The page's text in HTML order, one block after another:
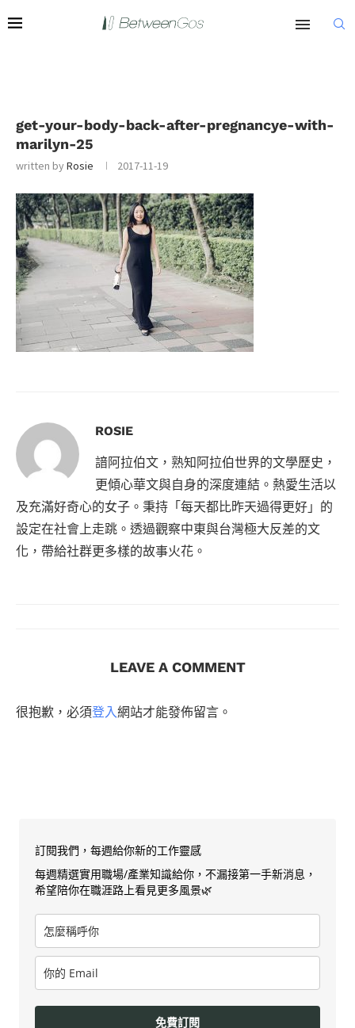
get-your-body-back-after-pregnancye-with-
marilyn-25
written byRosie 2017-11-19
ROSIE
諳阿拉伯文，熟知阿拉伯世界的文學歷史，
更傾心華文與自身的深度連結。熱愛生活以
及充滿好奇心的女子。秉持「每天都比昨天過得更好」的
設定在社會上走跳。透過觀察中東與台灣極大反差的文
化，帶給社群更多樣的故事火花。
LEAVE A COMMENT
很抱歉，必須登入網站才能發佈留言。
訂閱我們，每週給你新的工作靈感
每週精選實用職場/產業知識給你，不漏接第一手新消息，
希望陪你在職涯路上看見更多風景🌿
免費訂閱